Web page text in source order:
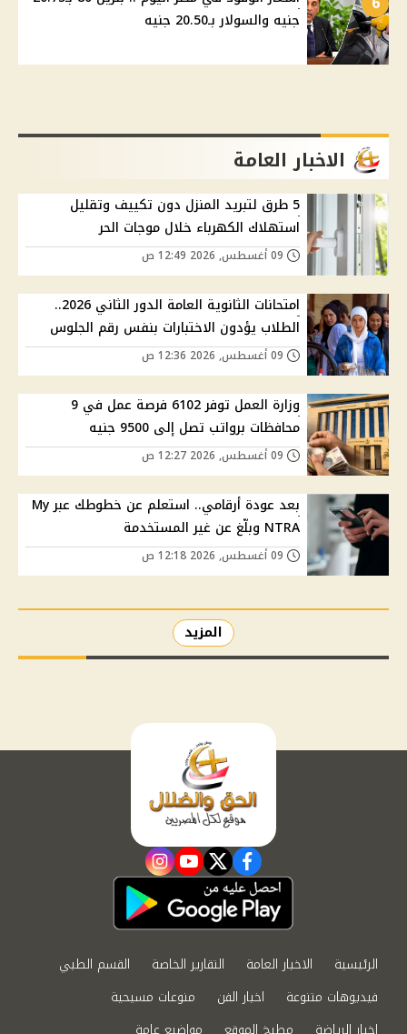
جنيه والسولار بـ20.50 جنيه
الاخبار العامة
5 طرق لتبريد المنزل دون تكييف وتقليل
استهلاك الكهرباء خلال موجات الحر
امتحانات الثانوية العامة الدور الثاني 2026..
الطلاب يؤدون الاختبارات بنفس رقم الجلوس
وزارة العمل توفر 6102 فرصة عمل في 9
محافظات برواتب تصل إلى 9500 جنيه
بعد عودة أرقامي.. استعلم عن خطوطك عبر My
NTRA وبلّغ عن غير المستخدمة
المزيد
facebook
twitter
youtube
instagram
الرئيسية الاخبار العامة التقارير الخاصة
القسم الطبي
فيديوهات متنوعة
اخبار الفن
منوعات مسيحية